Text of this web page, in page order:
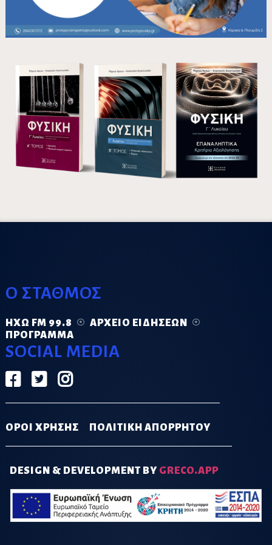
Ο ΣΤΑΘΜΟΣ
ΗΧΏ FM 99.8
ΑΡΧΕΊΟ ΕΙΔΉΣΕΩΝ
ΠΡΌΓΡΑΜΜΑ
SOCIAL MEDIA
ΟΡΟΙ ΧΡΗΣΗΣ ΠΟΛΙΤΙΚΗ ΑΠΟΡΡΗΤΟΥ
DESIGN & DEVELOPMENT BY GRECO.APP